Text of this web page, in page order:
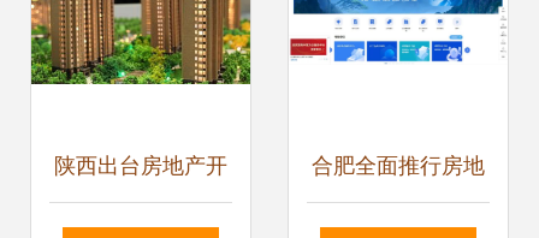
陕西出台房地产开 合肥全面推行房地